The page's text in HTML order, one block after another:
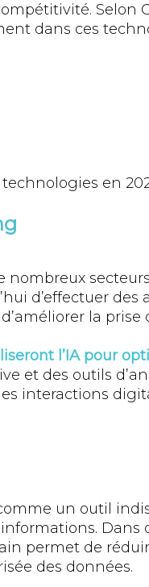
Selon
dans ces
en
nombreux
d’effectuer des
la prise
l’IA pour
et des outils
interactions
un outil
Dans
permet de
des données.